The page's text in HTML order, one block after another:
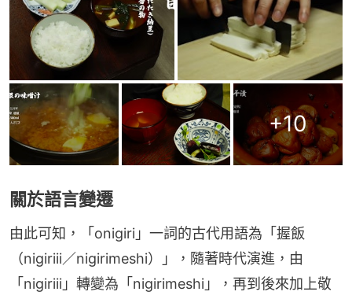
+10
關於語言變遷
由此可知，「onigiri」一詞的古代用語為「握飯
（nigiriii／nigirimeshi）」，隨著時代演進，由
「nigiriii」轉變為「nigirimeshi」，再到後來加上敬